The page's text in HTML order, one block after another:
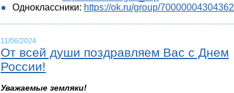
Одноклассники: https://ok.ru/group/70000004304362
11/06/2024
От всей души поздравляем Вас с Днем
России!
Уважаемые земляки!